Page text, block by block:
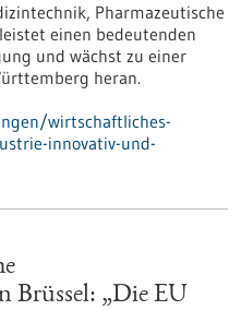
Pharmazeutische
einen bedeutenden
und wächst zu einer
heran.
wirtschaftliches-
innovativ-und-
Brüssel: „Die EU